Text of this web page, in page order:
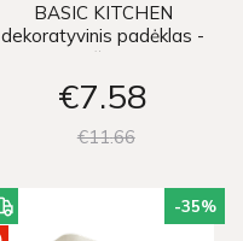
BASIC KITCHEN
dekoratyvinis padėklas -
rožinis
€7 58
€1166
-35%